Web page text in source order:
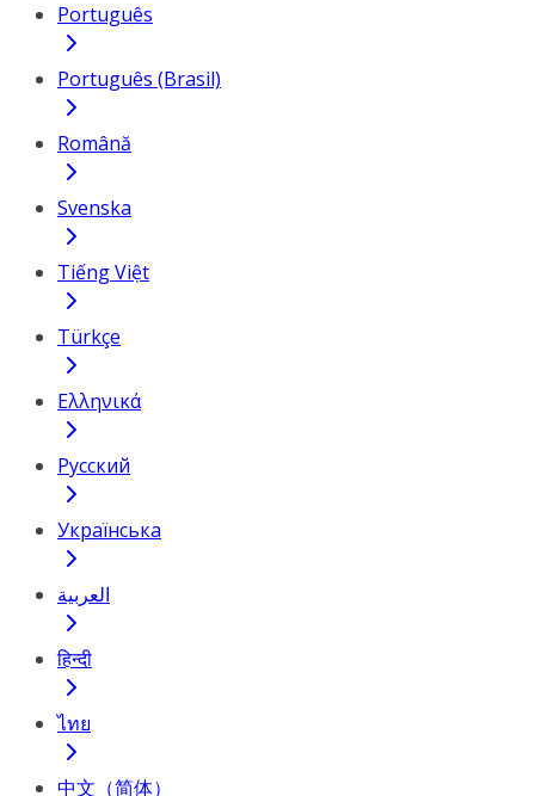
Português
Português (Brasil)
Română
Svenska
Tiếng Việt
Türkçe
Ελληνικά
Русский
Українська
العربية
हिन्दी
ไทย
中文（简体）